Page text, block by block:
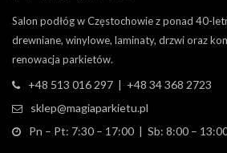
Salon podłóg w Częstochowie z ponad 40-
drewniane, winylowe, laminaty, drzwi oraz
renowacja parkietów.
+48 513 016 297 | +48 34 368 2723
sklep@magiaparkietu.pl
Pn – Pt: 7:30 – 17:00 | Sb: 8:00 –